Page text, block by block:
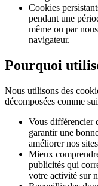
Cookies
pendant une
même ou par
navigateur.
Pourquoi
Nous utilisons des
décomposées comme
Vous différencier
garantir une
améliorer nos
Mieux
publicités qui
votre activité sur